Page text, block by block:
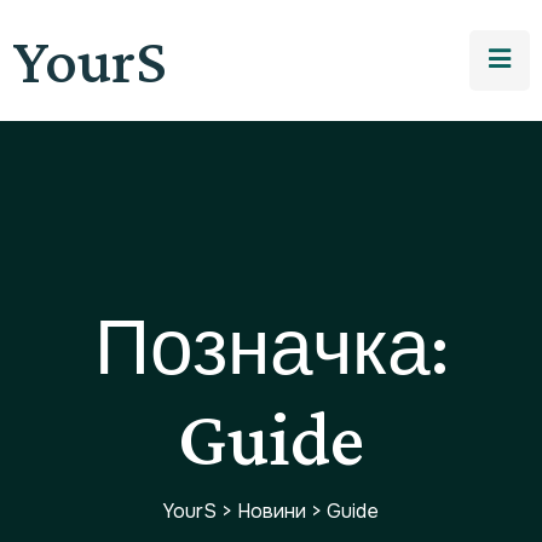
YourS
Позначка:
Guide
YourS > Новини > Guide